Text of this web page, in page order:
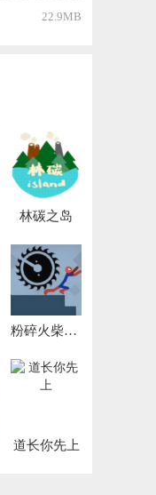
22.9MB
林碳之岛
粉碎火柴人大作战
道长你先上